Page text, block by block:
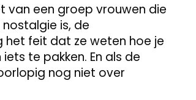
van een groep vrouwen die
is, de
het feit dat ze weten hoe je
te pakken. En als de
nog niet over